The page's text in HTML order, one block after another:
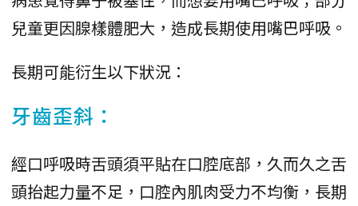
兒童更因腺樣體肥大，造成長期使用嘴巴呼吸。
長期可能衍生以下狀況：
牙齒歪斜：
經口呼吸時舌頭須平貼在口腔底部，久而久之舌
頭抬起力量不足，口腔內肌肉受力不均衡，長期